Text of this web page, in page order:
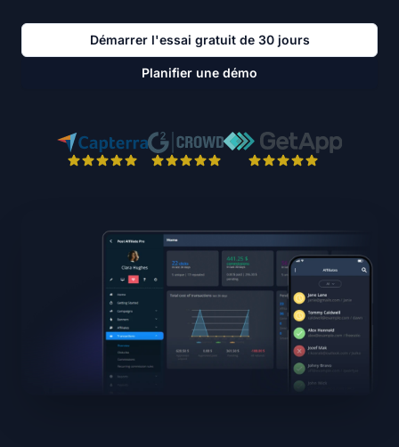
Démarrer l'essai gratuit de 30 jours
Planifier une démo